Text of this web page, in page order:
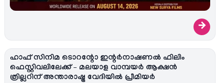
→
ഹാഫ് സിനിമ ടൊറന്റോ ഇന്റർനാഷണൽ ഫിലിം
ഫെസ്റ്റിവലിലേക്ക് – മലയാള വാമ്പയർ ആക്ഷൻ
ത്രില്ലറിന് അന്താരാഷ്ട്ര വേദിയിൽ പ്രീമിയർ